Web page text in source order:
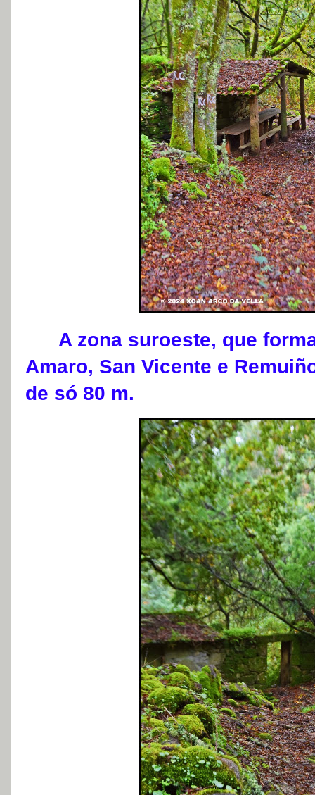
A zona suroeste, que
Amaro, San Vicente e
de só 80 m.